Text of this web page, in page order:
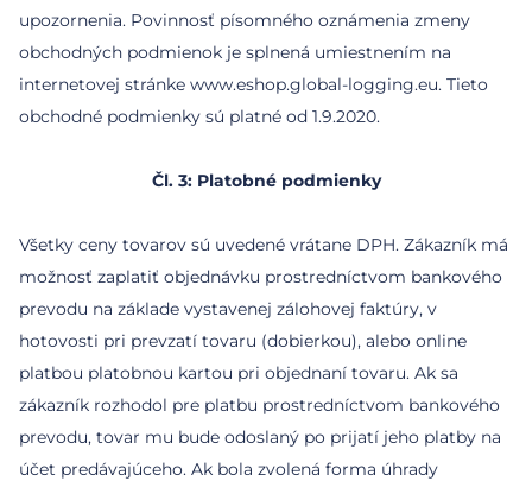
upozornenia. Povinnosť písomného oznámenia zmeny
obchodných podmienok je splnená umiestnením na
internetovej stránke www.eshop.global-logging.eu. Tieto
Čl. 3: Platobné podmienky
Všetky ceny tovarov sú uvedené vrátane DPH. Zákazník má
možnosť zaplatiť objednávku prostredníctvom bankového
prevodu na základe vystavenej zálohovej faktúry, v
hotovosti pri prevzatí tovaru (dobierkou), alebo online
platbou platobnou kartou pri objednaní tovaru. Ak sa
zákazník rozhodol pre platbu prostredníctvom bankového
prevodu, tovar mu bude odoslaný po prijatí jeho platby na
účet predávajúceho. Ak bola zvolená forma úhrady